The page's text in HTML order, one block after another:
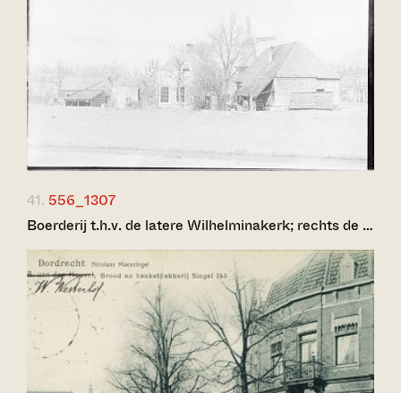
41. 556_1307
Boerderij t.h.v. de latere Wilhelminakerk; rechts de …